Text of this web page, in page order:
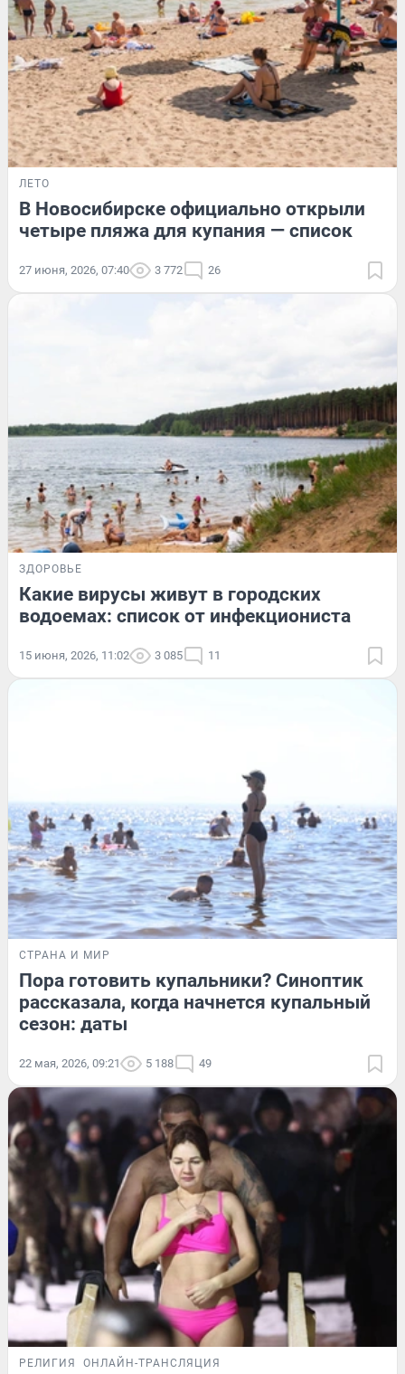
ЛЕТО
В Новосибирске официально открыли
четыре пляжа для купания — список
27 июня, 2026, 07:40 3 772 26
ЗДОРОВЬЕ
Какие вирусы живут в городских
водоемах: список от инфекциониста
15 июня, 2026, 11:02 3 085 11
СТРАНА И МИР
Пора готовить купальники? Синоптик
рассказала, когда начнется купальный
сезон: даты
22 мая, 2026, 09:21 5 188 49
РЕЛИГИЯ ОНЛАЙН-ТРАНСЛЯЦИЯ